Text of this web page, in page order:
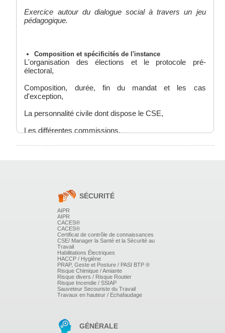
Exercice autour du dialogue social à travers un jeu
pédagogique.
Composition et spécificités de l'instance
L'organisation des élections et le protocole pré-
électoral,
Composition, durée, fin du mandat et les cas
d'exception,
La personnalité civile dont dispose le CSE,
Les différentes commissions,
Rôles et positionnement de chacun des membres du
Le statut protecteur des membres,
Le rôle et les missions des représentants de proximité.
Les moyens de fonctionnement à la disposition du
La formation des membres élus,
Les heures de délégation : partage, report et règles, Le
règlement intérieur : outil de dialogue et de
communication,
L'accès aux documents,
SÉCURITÉ
AIPR
AIPR
CACES®
CACES®
Certificat de contrôle de connaissances
CSE/ Manager la Santé et la Sécurité au
Travail
Habilitations Électriques
HACCP / Hygiène
PRAP, Geste et Posture / PASI BTP ®
Risque Chimique / Amiante
Risque divers / Risque Routier
Risque Incendie / SSIAP
Sauveteur Secouriste du Travail
Travaux en hauteur / Echafaudage
GÉNÉRALE